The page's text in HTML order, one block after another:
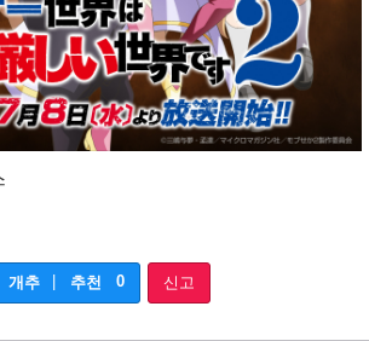
개추 추천 0 신고